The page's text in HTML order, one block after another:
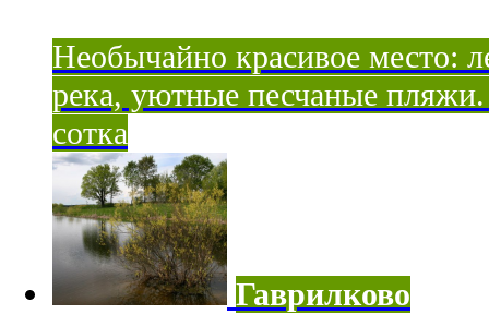
Необычайно красивое место:
река, уютные песчаные
сотка
Гаврилково